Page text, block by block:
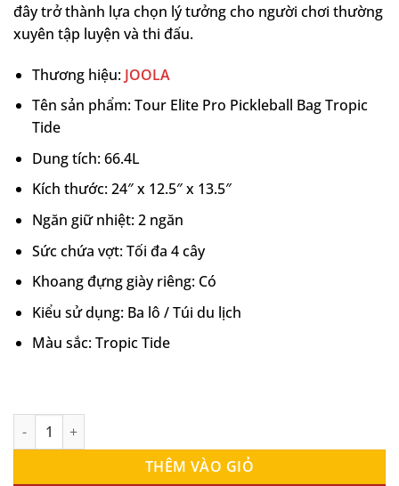
đây trở thành lựa chọn lý tưởng cho người chơi thường
xuyên tập luyện và thi đấu.
Thương hiệu: JOOLA
Tên sản phẩm: Tour Elite Pro Pickleball Bag Tropic
Tide
Dung tích: 66.4L
Kích thước: 24″ x 12.5″ x 13.5″
Ngăn giữ nhiệt: 2 ngăn
Sức chứa vợt: Tối đa 4 cây
Khoang đựng giày riêng: Có
Kiểu sử dụng: Ba lô / Túi du lịch
Màu sắc: Tropic Tide
Túi Pickleball Joola Tour Elite Pro Tropic Tide Chính Hãng
THÊM VÀO GIỎ